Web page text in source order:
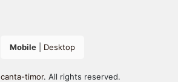
Mobile Desktop
canta-timor. All rights reserved.